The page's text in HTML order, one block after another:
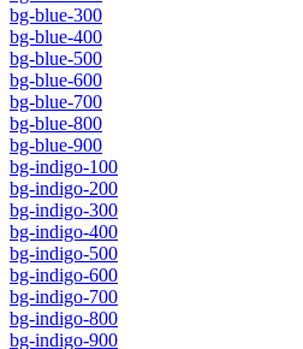
bg-blue-300
bg-blue-400
bg-blue-500
bg-blue-600
bg-blue-700
bg-blue-800
bg-blue-900
bg-indigo-100
bg-indigo-200
bg-indigo-300
bg-indigo-400
bg-indigo-500
bg-indigo-600
bg-indigo-700
bg-indigo-800
bg-indigo-900